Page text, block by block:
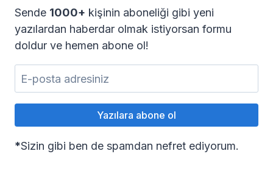
Sende 1000+ kişinin aboneliği gibi yeni
yazılardan haberdar olmak istiyorsan formu
doldur ve hemen abone ol!
*Sizin gibi ben de spamdan nefret ediyorum.